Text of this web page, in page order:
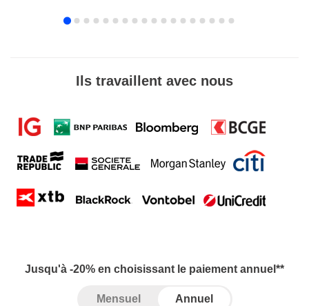
Ils travaillent avec nous
Jusqu'à -20% en choisissant le paiement annuel**
Mensuel Annuel